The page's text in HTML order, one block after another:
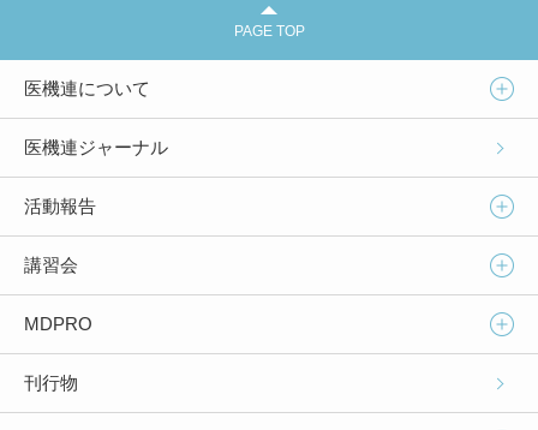
PAGE TOP
医機連について
医機連ジャーナル
活動報告
講習会
MDPRO
刊行物